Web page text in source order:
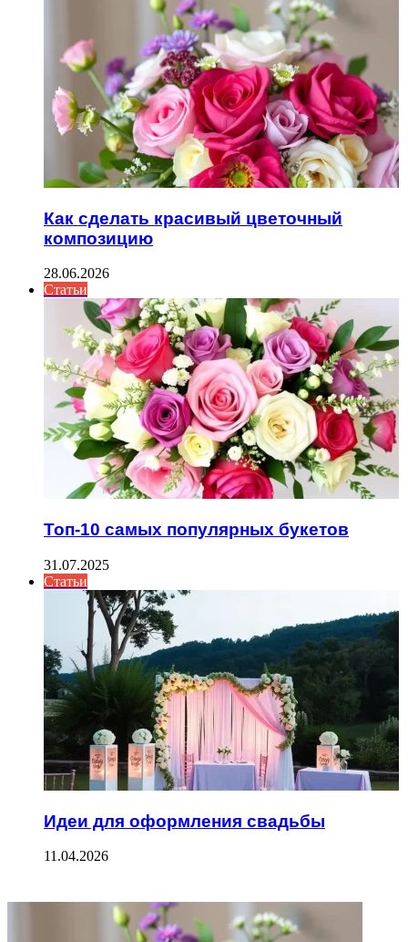
Как сделать красивый цветочный
композицию
28.06.2026
Статьи
Топ-10 самых популярных букетов
31.07.2025
Статьи
Идеи для оформления свадьбы
11.04.2026